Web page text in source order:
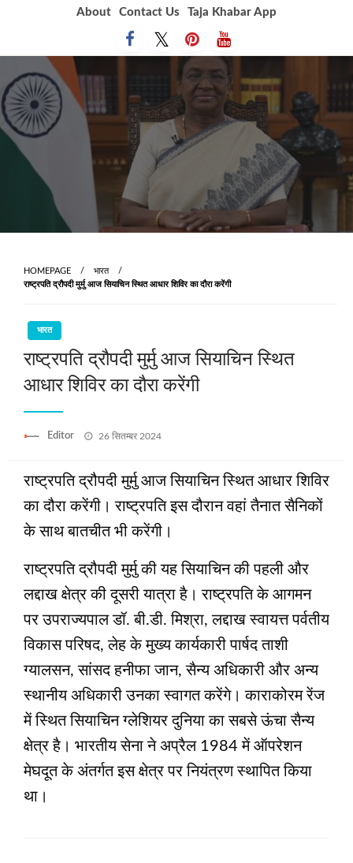
About Contact Us Taja Khabar App
HOMEPAGE
भारत
राष्ट्रपति द्रौपदी मुर्मु आज सियाचिन स्थित आधार शिविर का दौरा करेंगी
भारत
राष्ट्रपति द्रौपदी मुर्मु आज सियाचिन स्थित
आधार शिविर का दौरा करेंगी
Editor
Posted
26 सितम्बर 2024
राष्ट्रपति द्रौपदी मुर्मु आज सियाचिन स्थित आधार शिविर
का दौरा करेंगी। राष्‍ट्रपति इस दौरान वहां तैनात सैनिकों
के साथ बातचीत भी करेंगी।
राष्‍ट्रपति द्रौपदी मुर्मु की यह सियाचिन की पहली और
लद्दाख क्षेत्र की दूसरी यात्रा है। राष्‍ट्रपति के आगमन
पर उपराज्यपाल डॉ. बी.डी. मिश्रा, लद्दाख स्वायत्त पर्वतीय
विकास परिषद, लेह के मुख्य कार्यकारी पार्षद ताशी
ग्यालसन, सांसद हनीफा जान, सैन्य अधिकारी और अन्य
स्थानीय अधिकारी उनका स्‍वागत करेंगे। काराकोरम रेंज
में स्थित सियाचिन ग्लेशियर दुनिया का सबसे ऊंचा सैन्य
क्षेत्र है। भारतीय सेना ने अप्रैल 1984 में ऑपरेशन
मेघदूत के अंतर्गत इस क्षेत्र पर नियंत्रण स्थापित किया
था।